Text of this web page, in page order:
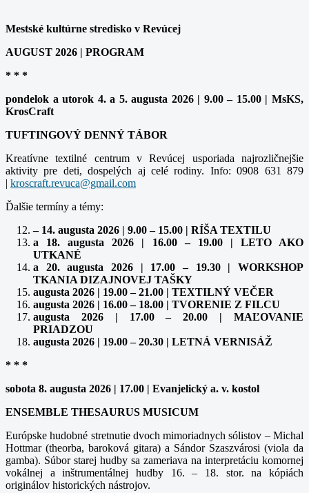
Mestské kultúrne stredisko v Revúcej
AUGUST 2026 | PROGRAM
* * *
pondelok a utorok 4. a 5. augusta 2026 | 9.00 – 15.00 | MsKS,
KrosCraft
TUFTINGOVÝ DENNÝ TÁBOR
Kreatívne textilné centrum v Revúcej usporiada najrozličnejšie
aktivity pre deti, dospelých aj celé rodiny. Info: 0908 631 879
|
Ďalšie termíny a témy:
– 14. augusta 2026 | 9.00 – 15.00 | RÍŠA TEXTILU
a 18. augusta 2026 | 16.00 – 19.00 | LETO AKO
UTKANÉ
a 20. augusta 2026 | 17.00 – 19.30 | WORKSHOP
TKANIA DIZAJNOVEJ TAŠKY
augusta 2026 | 19.00 – 21.00 | TEXTILNÝ VEČER
augusta 2026 | 16.00 – 18.00 | TVORENIE Z FILCU
augusta 2026 | 17.00 – 20.00 | MAĽOVANIE
PRIADZOU
augusta 2026 | 19.00 – 20.30 | LETNÁ VERNISÁŽ
* * *
sobota 8. augusta 2026 | 17.00 | Evanjelický a. v. kostol
ENSEMBLE THESAURUS MUSICUM
Európske hudobné stretnutie dvoch mimoriadnych sólistov – Michal
Hottmar (theorba, baroková gitara) a Sándor Szaszvárosi (viola da
gamba). Súbor starej hudby sa zameriava na interpretáciu komornej
vokálnej a inštrumentálnej hudby 16. – 18. stor. na kópiách
originálov historických nástrojov.